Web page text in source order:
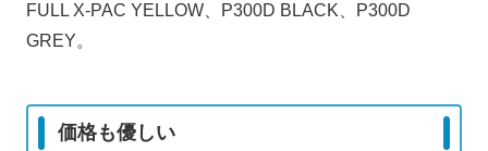
FULL X-PAC YELLOW、P300D BLACK、P300D
GREY。
価格も優しい